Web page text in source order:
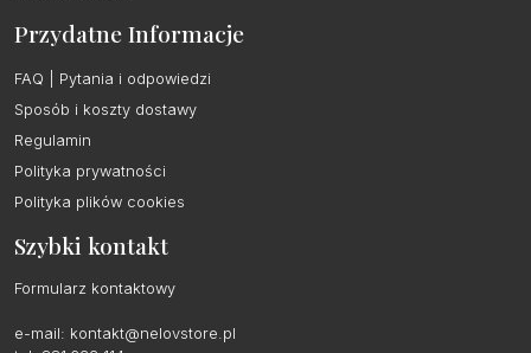
Przydatne Informacje
FAQ | Pytania i odpowiedzi
Sposób i koszty dostawy
Regulamin
Polityka prywatności
Polityka plików cookies
Szybki kontakt
Formularz kontaktowy
e-mail: kontakt@nelovstore.pl